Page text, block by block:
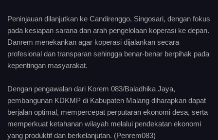
Peninjauan dilanjutkan ke Candirenggo, Singosari, dengan fokus
pada kesiapan sarana dan arah pengelolaan koperasi ke depan.
Danrem menekankan agar koperasi dijalankan secara
profesional dan transparan sehingga benar-benar berpihak pada
kepentingan masyarakat.
Dengan pengawalan dari Korem 083/Baladhika Jaya,
pembangunan KDKMP di Kabupaten Malang diharapkan dapat
berjalan optimal, mempercepat perputaran ekonomi desa, serta
memperkuat ketahanan wilayah melalui pendekatan ekonomi
yang produktif dan berkelanjutan. (Penrem083)